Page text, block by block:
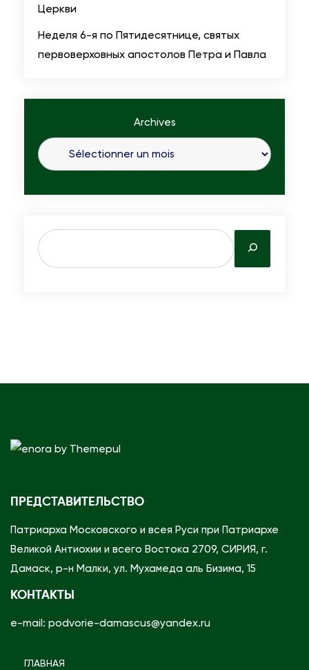
Церкви
Неделя 6-я по Пятидесятнице, святых
первоверховных апостолов Петра и Павла
Archives
S
e
ПРЕДСТАВИТЕЛЬСТВО
Патриарха Московского и всея Руси при Патриархе
Великой Антиохии и всего Востока 2709, СИРИЯ, г.
Дамаск, р-н Малки, ул. Мухамеда аль Бизима, 15
КОНТАКТЫ
e-mail: podvorie-damascus@yandex.ru
ГЛАВНАЯ